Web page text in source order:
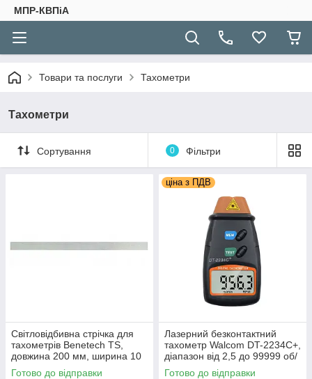
МПР-КВПіА
Товари та послуги Тахометри
Тахометри
Сортування 0 Фільтри
Світловідбивна стрічка для
тахометрів Benetech TS,
довжина 200 мм, ширина 10
мм, Китай
Готово до відправки
ціна з ПДВ
Лазерний безконтактний
тахометр Walcom DT-2234C+,
діапазон від 2,5 до 99999 об/
хв
Готово до відправки